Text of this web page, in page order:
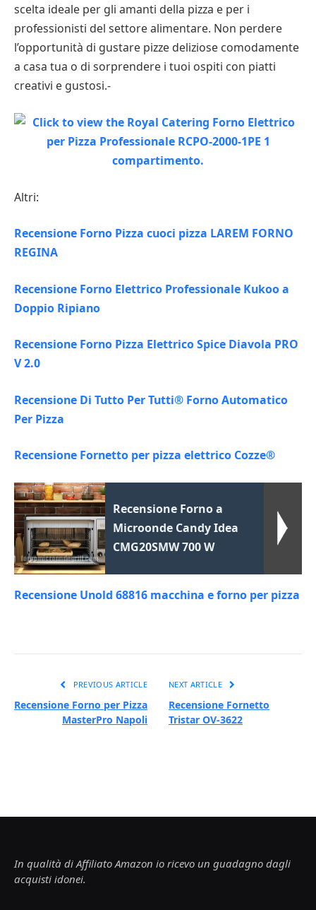
scelta ideale per gli amanti della pizza e per i
professionisti del settore alimentare. Non perdere
l’opportunità di gustare pizze deliziose comodamente
a casa tua o di sorprendere i tuoi ospiti con piatti
creativi e gustosi.-
Altri:
Recensione Forno Pizza cuoci pizza LAREM FORNO
REGINA
Recensione Forno Elettrico Professionale Kukoo a
Doppio Ripiano
Recensione Forno Pizza Elettrico Spice Diavola PRO
V 2.0
Recensione Di Tutto Per Tutti® Forno Automatico
Per Pizza
Recensione Fornetto per pizza elettrico Cozze®
Recensione Forno a
Microonde Candy Idea
CMG20SMW 700 W
Recensione Unold 68816 macchina e forno per pizza
PREVIOUS ARTICLE
Recensione Forno per Pizza
MasterPro Napoli
NEXT ARTICLE
Recensione Fornetto
Tristar OV-3622
In qualità di Affiliato Amazon io ricevo un guadagno dagli
acquisti idonei.